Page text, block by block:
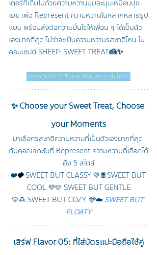
เตอร์ที่เต็มไปด้วยความหวานนุ่มละมุนเหมือนปุย
เมฆ เพื่อ Represent ความหวานในหลากหลายรูป
แบบ พร้อมส่งต่อความมั่นใจให้เพื่อน ๆ ได้เป็นตัว
เองมากที่สุด ไม่ว่าจะเป็นความหวานรสชาติไหน ใน
คอนเซปต์ SHEEP: SWEET TREAT🍰✨
กดสั่ง SHEEP Phone Wallet กดสั่งได้ที่นี่
✨ Choose your Sweet Treat, Choose
your Moments
มาเลือกรสชาติความหวานที่เป็นตัวเองมากที่สุด
กับคอลเลกชันที่ Represent ความหวานที่เลือกได้
ถึง 5 สไตล์
❤️🍓 SWEET BUT CLASSY 💚🍫SWEET BUT
COOL 💜🩷 SWEET BUT GENTLE
💛🍮 SWEET BUT COZY 🩵☁️ SWEET BUT
FLOATY
เสิร์ฟ Flavor 05: ที่ใส่บัตรแปะมือถือใช้คู่